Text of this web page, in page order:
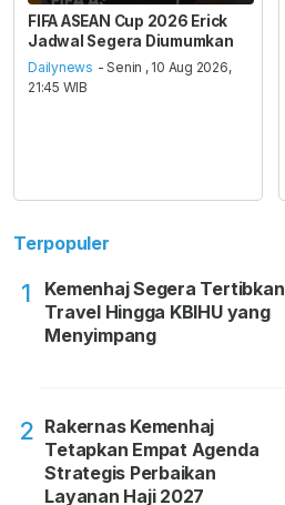
FIFA ASEAN Cup 2026 Erick
Jadwal Segera Diumumkan
Dailynews - Senin , 10 Aug 2026,
21:45 WIB
Terpopuler
1
Kemenhaj Segera Tertibkan
Travel Hingga KBIHU yang
Menyimpang
2 Rakernas Kemenhaj
Tetapkan Empat Agenda
Strategis Perbaikan
Layanan Haji 2027